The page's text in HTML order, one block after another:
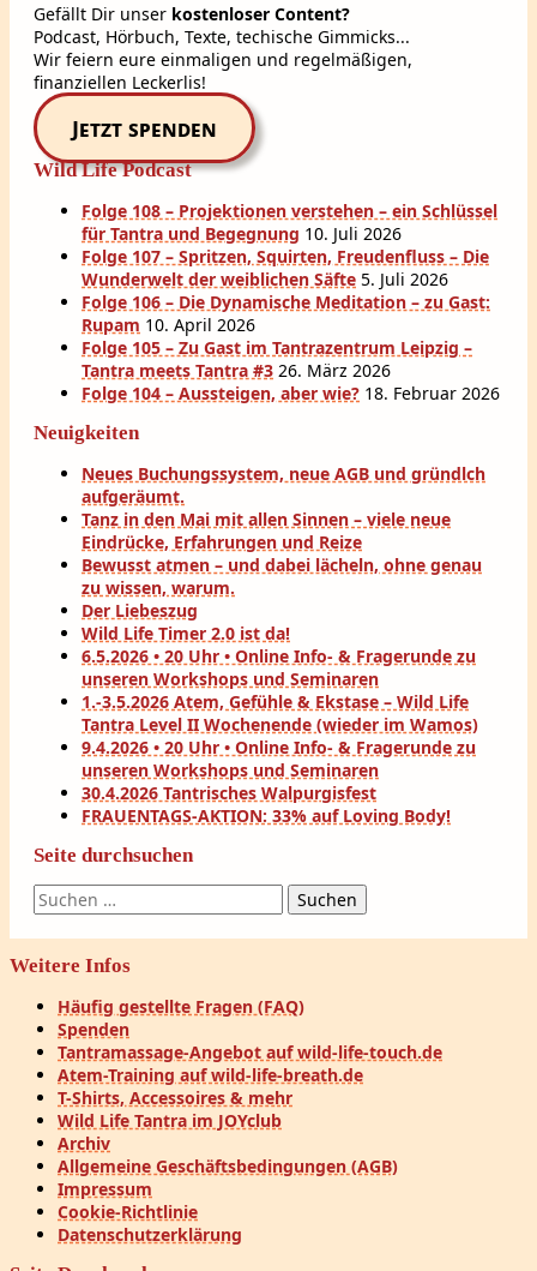
Gefällt Dir unser kostenloser Content?
Podcast, Hörbuch, Texte, techische Gimmicks...
Wir feiern eure einmaligen und regelmäßigen,
finanziellen Leckerlis!
Jetzt spenden
Wild Life Podcast
Folge 108 – Projektionen verstehen – ein Schlüssel
für Tantra und Begegnung 10. Juli 2026
Folge 107 – Spritzen, Squirten, Freudenfluss – Die
Wunderwelt der weiblichen Säfte 5. Juli 2026
Folge 106 – Die Dynamische Meditation – zu Gast:
Rupam 10. April 2026
Folge 105 – Zu Gast im Tantrazentrum Leipzig –
Tantra meets Tantra #3 26. März 2026
Folge 104 – Aussteigen, aber wie? 18. Februar 2026
Neuigkeiten
Neues Buchungssystem, neue AGB und gründlch
aufgeräumt.
Tanz in den Mai mit allen Sinnen – viele neue
Eindrücke, Erfahrungen und Reize
Bewusst atmen – und dabei lächeln, ohne genau
zu wissen, warum.
Der Liebeszug
Wild Life Timer 2.0 ist da!
6.5.2026 • 20 Uhr • Online Info- & Fragerunde zu
unseren Workshops und Seminaren
1.-3.5.2026 Atem, Gefühle & Ekstase – Wild Life
Tantra Level II Wochenende (wieder im Wamos)
9.4.2026 • 20 Uhr • Online Info- & Fragerunde zu
unseren Workshops und Seminaren
30.4.2026 Tantrisches Walpurgisfest
FRAUENTAGS-AKTION: 33% auf Loving Body!
Seite durchsuchen
Suchen
nach:
Weitere Infos
Häufig gestellte Fragen (FAQ)
Spenden
Tantramassage-Angebot auf wild-life-touch.de
Atem-Training auf wild-life-breath.de
T-Shirts, Accessoires & mehr
Wild Life Tantra im JOYclub
Archiv
Allgemeine Geschäftsbedingungen (AGB)
Impressum
Cookie-Richtlinie
Datenschutzerklärung